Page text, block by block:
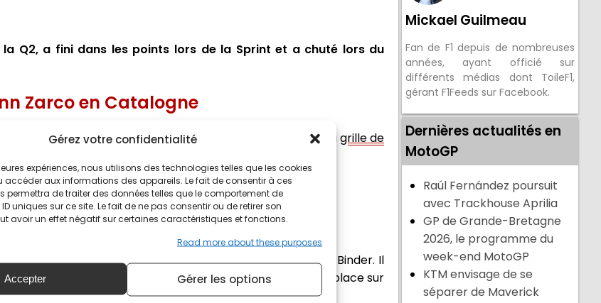
Gérez votre confidentialité
expériences, nous utilisons des technologies telles que les cookies
accéder aux informations des appareils. Le fait de consentir à ces
permettra de traiter des données telles que le comportement de
uniques sur ce site. Le fait de ne pas consentir ou de retirer son
avoir un effet négatif sur certaines caractéristiques et fonctions.
Read more about these purposes
Accepter Gérer les options
Q2, a fini dans les points lors de la Sprint et a chuté lors du
Zarco en Catalogne
en Q2. Le pilote français s'est offert la 7e place sur lagrille de
en Catalogne
Zarco s'est fait doubler par Enea Bastianini et Brad Binder. Il
KTM et a passé le drapeau à damier en 7e position, sa place sur
Mickael Guilmeau
Fan de F1 depuis de nombreuses
années, ayant officié sur
différents médias dont ToileF1,
gérant F1Feeds sur Facebook.
Dernières actualités en
MotoGP
Raúl Fernández poursuit
avec Trackhouse Aprilia
GP de Grande-Bretagne
2026, le programme du
week-end MotoGP
KTM envisage de se
séparer de Maverick